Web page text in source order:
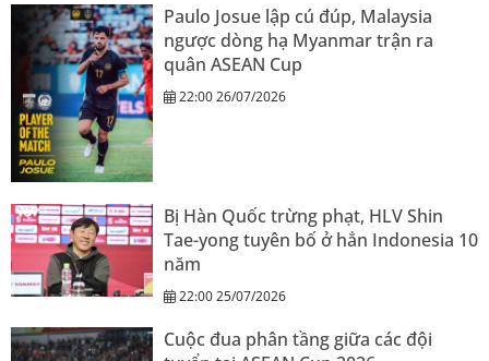
Paulo Josue lập cú đúp, Malaysia
ngược dòng hạ Myanmar trận ra
quân ASEAN Cup
22:00 26/07/2026
Bị Hàn Quốc trừng phạt, HLV Shin
Tae-yong tuyên bố ở hẳn Indonesia 10
năm
22:00 25/07/2026
Cuộc đua phân tầng giữa các đội